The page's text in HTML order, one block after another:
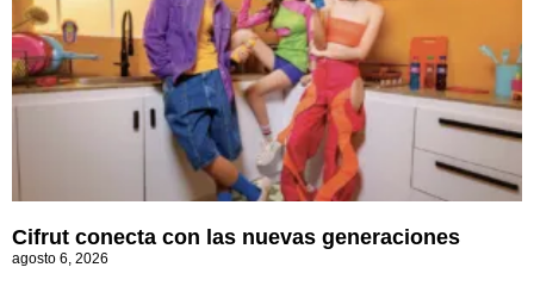
Cifrut conecta con las nuevas generaciones
agosto 6, 2026